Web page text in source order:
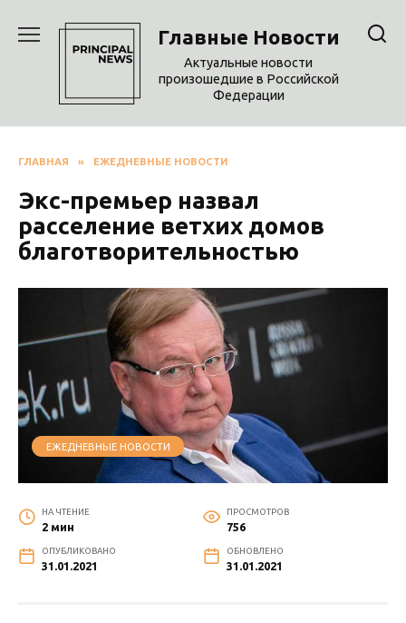
содержанию
Главные Новости
Актуальные новости
произошедшие в Российской
Федерации
ГЛАВНАЯ » ЕЖЕДНЕВНЫЕ НОВОСТИ
Экс-премьер назвал
расселение ветхих домов
благотворительностью
ЕЖЕДНЕВНЫЕ НОВОСТИ
НА ЧТЕНИЕ
2 мин
ПРОСМОТРОВ
756
ОПУБЛИКОВАНО
31.01.2021
ОБНОВЛЕНО
31.01.2021